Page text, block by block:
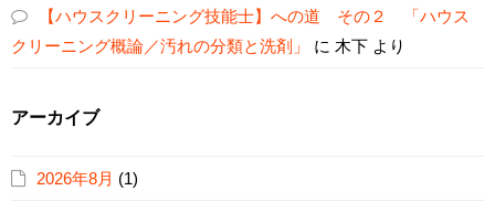
【ハウスクリーニング技能士】への道 その２ 「ハウス
クリーニング概論／汚れの分類と洗剤」
に 木下 より
アーカイブ
2026年8月 (1)